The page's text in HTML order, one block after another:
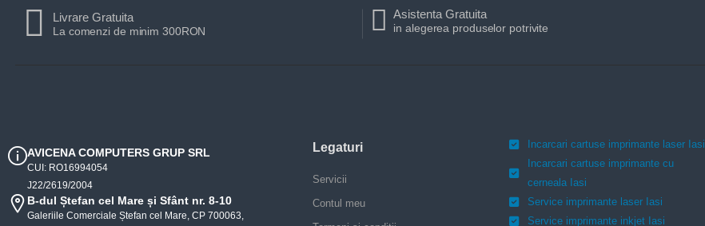
Livrare Gratuita
La comenzi de minim 300RON
Asistenta Gratuita
in alegerea produselor potrivite
AVICENA COMPUTERS GRUP SRL
CUI: RO16994054
J22/2619/2004
B-dul Ștefan cel Mare și Sfânt nr. 8-10
Galeriile Comerciale Ștefan cel Mare, CP 700063,
Legaturi
Servicii
Contul meu
Incarcari cartuse imprimante laser Iasi
Incarcari cartuse imprimante cu
cerneala Iasi
Service imprimante laser Iasi
Service imprimante inkjet Iasi